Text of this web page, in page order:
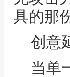
具的那
创意
当单